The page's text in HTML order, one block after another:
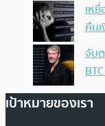
เห
คืน
จับ
เป้าหมายของเรา